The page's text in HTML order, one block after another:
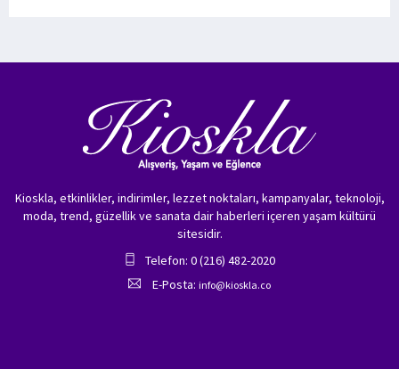
Kioskla, etkinlikler, indirimler, lezzet noktaları, kampanyalar, teknoloji,
moda, trend, güzellik ve sanata dair haberleri içeren yaşam kültürü
sitesidir.
Telefon: 0 (216) 482-2020
E-Posta: info@kioskla.co